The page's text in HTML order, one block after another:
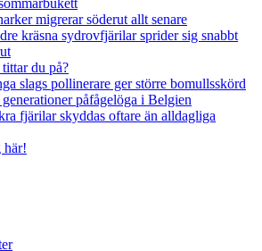
migrerar söderut allt senare
kräsna sydrovfjärilar sprider sig snabbt
du på?
slags pollinerare ger större bomullsskörd
påfågelöga i Belgien
fjärilar skyddas oftare än alldagliga
här!